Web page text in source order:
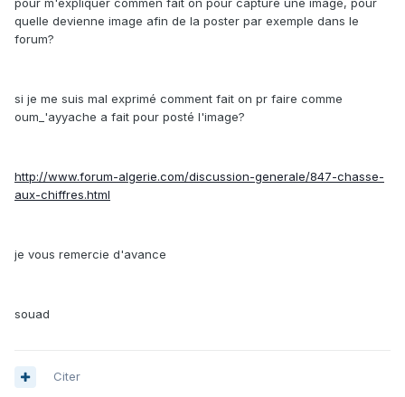
pour m'expliquer commen fait on pour capturé une image, pour
quelle devienne image afin de la poster par exemple dans le
forum?
si je me suis mal exprimé comment fait on pr faire comme
oum_'ayyache a fait pour posté l'image?
http://www.forum-algerie.com/discussion-generale/847-chasse-
aux-chiffres.html
je vous remercie d'avance
souad
Citer